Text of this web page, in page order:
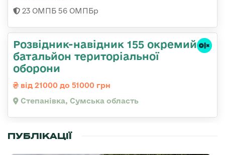
23 ОМПБ 56 ОМПБр
Розвідник-навідник 155 окремий
батальйон територіальної
оборони
від 21000 до 51000 грн
Степанівка, Сумська область
ПУБЛІКАЦІЇ